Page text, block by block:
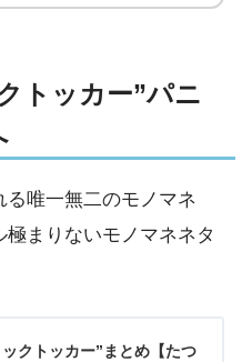
トッカー”パニ
唯一無二のモノマネ
極まりないモノマネネタ
クトッカー”まとめ【たつ